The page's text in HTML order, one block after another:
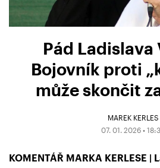
Pád Ladislava
Bojovník proti
může skončit
MAREK KERLES
07. 01. 2026 •
KOMENTÁŘ MARKA KERLESE |